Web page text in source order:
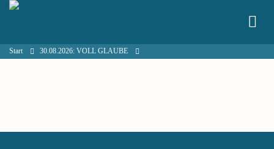
Start 30.08.2026: VOLL GLAUBE